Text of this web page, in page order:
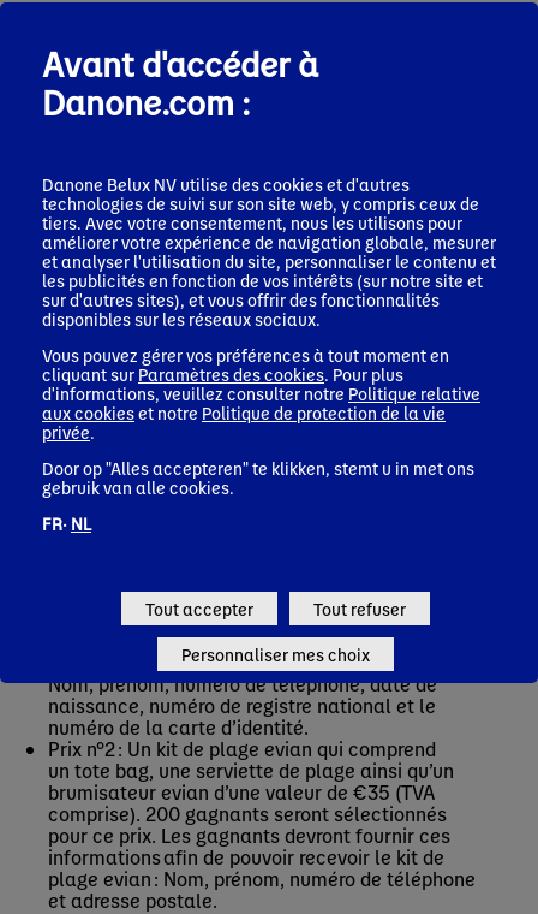
1. Il y a 201 prix à gagner :
Prix n°1 : Un seul gagnant sera sélectionné pour
ce prix. Ce lot comprend :
Evian Resort, sous forme d’un bon valable
jusqu’au 30/09/2027. Ce bon comprend 1 nuit au
forfait Escapade Romantique et 1 nuit au forfait
Chambre & Petits déjeuners. La valeur de ce bon
est de €1780 (TVA comprise).
Une visite de 4h du site evian qui comprend une
visite de l’implivium, de la source Cachat, de
l’usine evian et du musée. Plus d’infos sur
pratiques - Evian Experience. La valeur de cette
visite est de €32 (TVA comprise).
Le transport aller-retour vers l’Hôtel Royal
Evian Resort est pris en charge par Danone à
hauteur maximale de 1000€ TTC. Ce montant
peut couvrir un vol ou un trajet en train, sous
réserve des disponibilités. Les conditions
gagnant est seul responsable de disposer d’un
toute formalité administrative nécessaire pour
effectuer le voyage. Le gagnant devra fournir ces
informations afin de pouvoir bénéficier du
transport aller-retour en avion ou bien en train :
Nom, prénom, numéro de téléphone, date de
naissance, numéro de registre national et le
numéro de la carte d’identité.
Prix n°2 : Un kit de plage evian qui comprend
un tote bag, une serviette de plage ainsi qu’un
brumisateur evian d’une valeur de €35 (TVA
comprise). 200 gagnants seront sélectionnés
pour ce prix. Les gagnants devront fournir ces
informations afin de pouvoir recevoir le kit de
plage evian : Nom, prénom, numéro de téléphone
et adresse postale.
Avant d'accéder à
Danone.com :
Danone Belux NV utilise des cookies et d'autres
technologies de suivi sur son site web, y compris ceux de
tiers. Avec votre consentement, nous les utilisons pour
améliorer votre expérience de navigation globale, mesurer
et analyser l'utilisation du site, personnaliser le contenu et
les publicités en fonction de vos intérêts (sur notre site et
sur d'autres sites), et vous offrir des fonctionnalités
disponibles sur les réseaux sociaux.
Vous pouvez gérer vos préférences à tout moment en
cliquant sur Paramètres des cookies. Pour plus
d'informations, veuillez consulter notre Politique relative
aux cookieset notre Politique de protection de la vie
privée.
Door op "Alles accepteren" te klikken, stemt u in met ons
gebruik van alle cookies.
FR· NL
Tout accepter Tout refuser
Personnaliser mes choix